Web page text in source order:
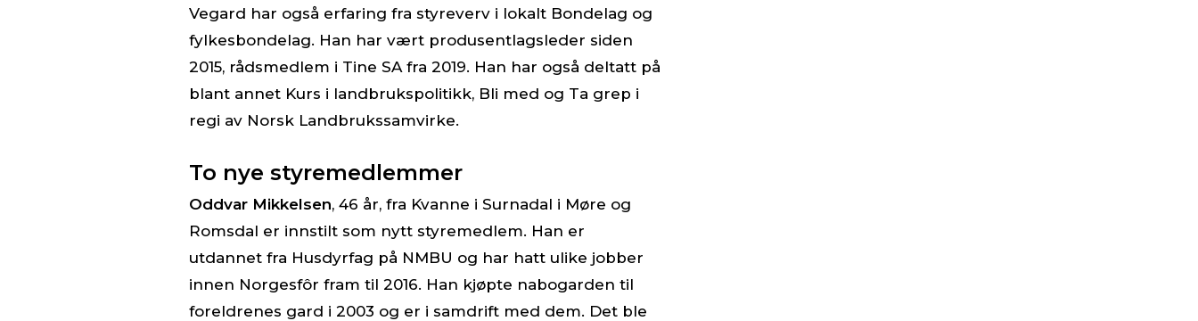
Vegard har også erfaring fra styreverv i lokalt Bondelag og
fylkesbondelag. Han har vært produsentlagsleder siden
2015, rådsmedlem i Tine SA fra 2019. Han har også deltatt på
blant annet Kurs i landbrukspolitikk, Bli med og Ta grep i
regi av Norsk Landbrukssamvirke.
To nye styremedlemmer
Oddvar Mikkelsen, 46 år, fra Kvanne i Surnadal i Møre og
Romsdal er innstilt som nytt styremedlem. Han er
utdannet fra Husdyrfag på NMBU og har hatt ulike jobber
innen Norgesfôr fram til 2016. Han kjøpte nabogarden til
foreldrenes gard i 2003 og er i samdrift med dem. Det ble